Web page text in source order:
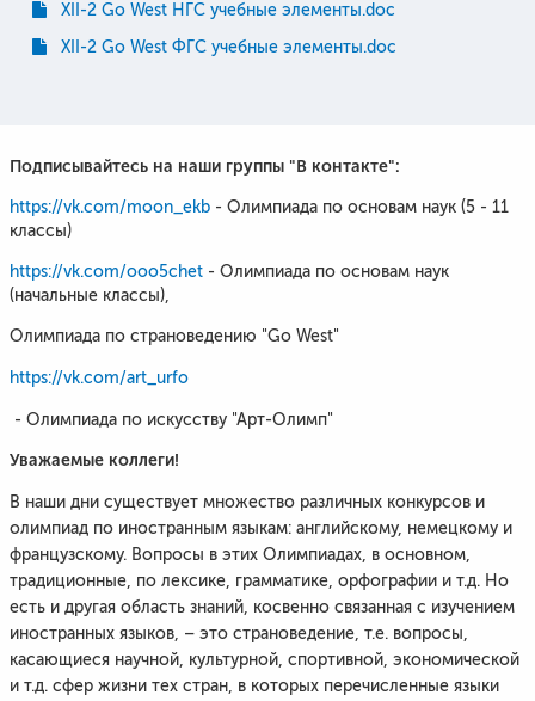
XII-2 Go West НГС учебные элементы.doc
XII-2 Go West ФГС учебные элементы.doc
Подписывайтесь на наши группы "В контакте":
https://vk.com/moon_ekb - Олимпиада по основам наук (5 - 11
классы)
https://vk.com/ooo5chet - Олимпиада по основам наук
(начальные классы),
​Олимпиада по страноведению "Go West"
https://vk.com/art_urfo
- Олимпиада по искусству "Арт-Олимп"
Уважаемые коллеги!
В наши дни существует множество различных конкурсов и
олимпиад по иностранным языкам: английскому, немецкому и
французскому. Вопросы в этих Олимпиадах, в основном,
традиционные, по лексике, грамматике, орфографии и т.д. Но
есть и другая область знаний, косвенно связанная с изучением
иностранных языков, – это страноведение, т.е. вопросы,
касающиеся научной, культурной, спортивной, экономической
и т.д. сфер жизни тех стран, в которых перечисленные языки